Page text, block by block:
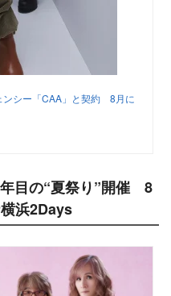
ンシー「CAA」と契約 8月に
目の“夏祭り”開催 8
浜2Days